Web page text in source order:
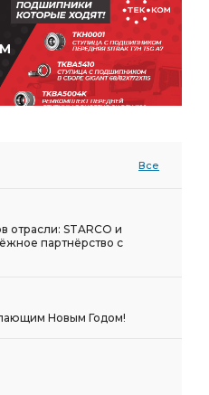
Все
отрасли: STARCO и
партнёрство с
Новым Годом!